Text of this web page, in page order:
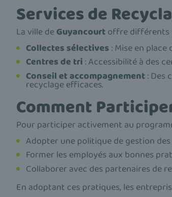
Services de
La ville deGuyancourtoffre différents
Collectes sélectives : Mise en
Centres de tri : Accessibilité à des
Conseil et accompagnement: Des
recyclage efficaces.
Comment
Pour participer activement au
Adopter une politique de gestion
Former les employés aux bonnes
Collaborer avec des partenaires de
En adoptant ces pratiques, les